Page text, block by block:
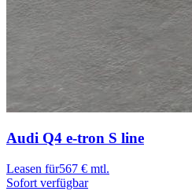
Audi Q4 e-tron S line
Leasen für567 € mtl.
Sofort verfügbar